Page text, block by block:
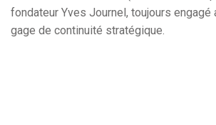
fondateur Yves Journel, toujours engagé
gage de continuité stratégique.